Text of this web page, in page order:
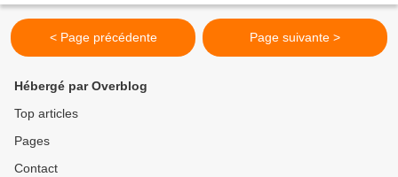
< Page précédente Page suivante >
Hébergé par Overblog
Top articles
Pages
Contact